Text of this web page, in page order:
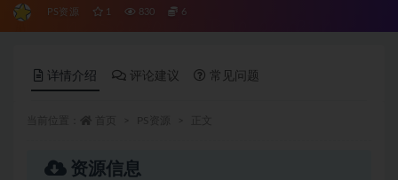
PS资源 1 830 6
详情介绍 评论建议 常见问题
资源信息